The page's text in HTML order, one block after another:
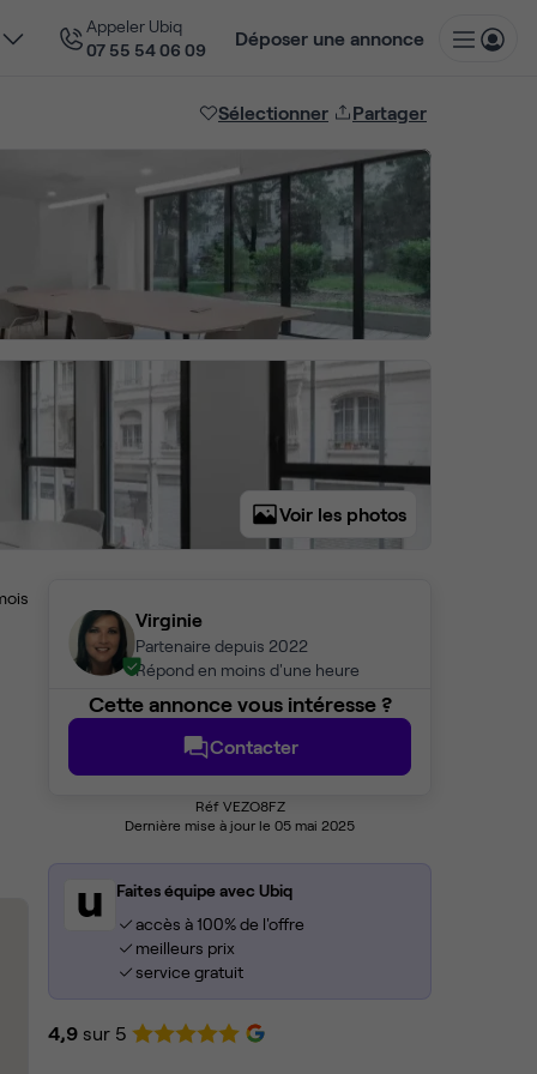
Appeler Ubiq
07 55 54 06 09
Déposer une annonce
Sélectionner Partager
Voir les photos
Virginie
Partenaire depuis 2022
Répond en moins d'une heure
Cette annonce vous intéresse ?
Contacter
Réf VEZO8FZ
Dernière mise à jour le 05 mai 2025
Faites équipe avec Ubiq
accès à 100% de l'offre
meilleurs prix
service gratuit
4,9 sur 5